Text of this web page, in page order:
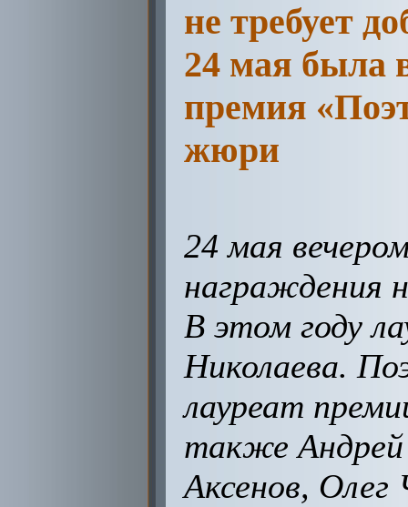
не требует
24 мая была
премия
жюри
24 мая
награждения
В этом году
Николаева.
лауреат
также Андрей
Аксенов, Олег